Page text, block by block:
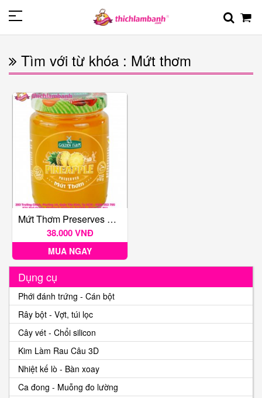
Tìm với từ khóa : Mứt thơm
Mứt Thơm Preserves Golden Farm Hũ 210g
38.000 VNĐ
MUA NGAY
Dụng cụ
Phới đánh trứng - Cán bột
Rây bột - Vợt, túi lọc
Cây vét - Chổi silicon
Kim Làm Rau Câu 3D
Nhiệt kế lò - Bàn xoay
Ca đong - Muỗng đo lường